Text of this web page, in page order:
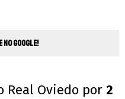
no Google!
Real Oviedo por 2